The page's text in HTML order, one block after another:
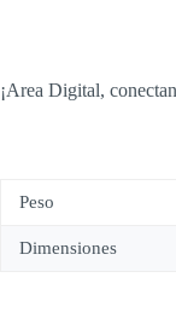
¡Area Digital,
Peso
Dimensiones